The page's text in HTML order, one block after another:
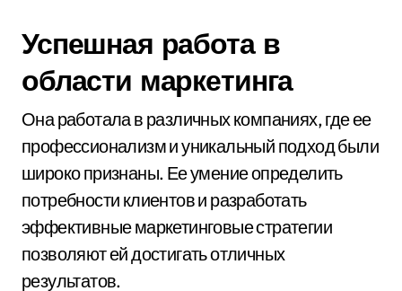
Успешная работа в
области маркетинга
Она работала в различных компаниях, где ее
профессионализм и уникальный подход были
широко признаны. Ее умение определить
потребности клиентов и разработать
эффективные маркетинговые стратегии
позволяют ей достигать отличных
результатов.